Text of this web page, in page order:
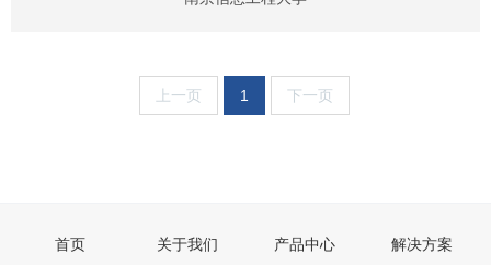
上一页 1 下一页
首页 关于我们 产品中心 解决方案